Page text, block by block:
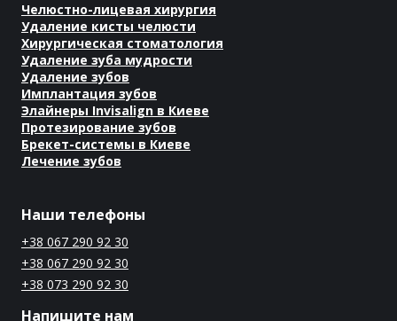
Челюстно-лицевая хирургия
Удаление кисты челюсти
Хирургическая стоматология
Удаление зуба мудрости
Удаление зубов
Имплантация зубов
Элайнеры Invisalign в Киеве
Протезирование зубов
Брекет-системы в Киеве
Лечение зубов
Наши телефоны
+38 067 290 92 30
+38 067 290 92 30
+38 073 290 92 30
Напишите нам